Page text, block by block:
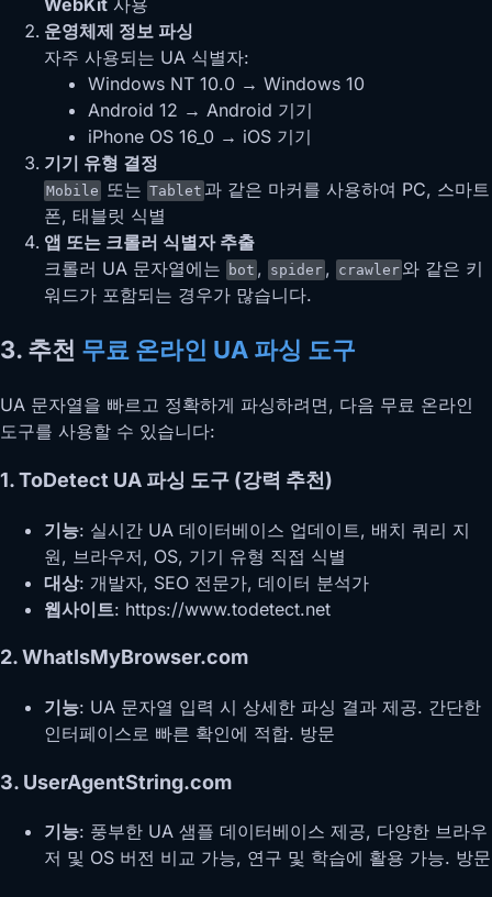
WebKit 사용
운영체제 정보 파싱
자주 사용되는 UA 식별자:
Windows NT 10.0 → Windows 10
Android 12 → Android 기기
iPhone OS 16_0 → iOS 기기
기기 유형 결정
Mobile 또는 Tablet 과 같은 마커를 사용하여 PC, 스마트
폰, 태블릿 식별
앱 또는 크롤러 식별자 추출
크롤러 UA 문자열에는
bot , spider , crawler 와 같은 키
워드가 포함되는 경우가 많습니다.
3. 추천 무료 온라인 UA 파싱 도구
UA 문자열을 빠르고 정확하게 파싱하려면, 다음 무료 온라인
도구를 사용할 수 있습니다:
1. ToDetect UA 파싱 도구 (강력 추천)
기능: 실시간 UA 데이터베이스 업데이트, 배치 쿼리 지
원, 브라우저, OS, 기기 유형 직접 식별
대상: 개발자, SEO 전문가, 데이터 분석가
웹사이트: https://www.todetect.net
2. WhatIsMyBrowser.com
기능: UA 문자열 입력 시 상세한 파싱 결과 제공. 간단한
인터페이스로 빠른 확인에 적합. 방문
3. UserAgentString.com
기능: 풍부한 UA 샘플 데이터베이스 제공, 다양한 브라우
저 및 OS 버전 비교 가능, 연구 및 학습에 활용 가능. 방문